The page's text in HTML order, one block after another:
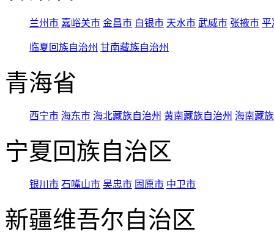
兰州市 嘉峪关市 金昌市 白银市 天水市 武威市 张掖市 平
临夏回族自治州 甘南藏族自治州
青海省
西宁市 海东市 海北藏族自治州 黄南藏族自治州 海南藏
宁夏回族自治区
银川市 石嘴山市 吴忠市 固原市 中卫市
新疆维吾尔自治区